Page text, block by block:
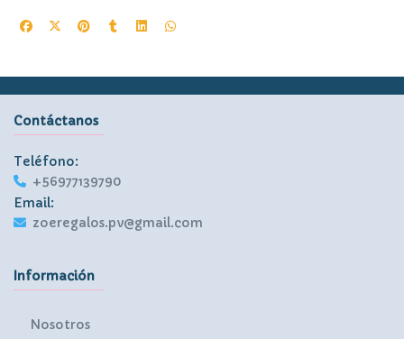
Contáctanos
Teléfono:
+56977139790
Email:
zoeregalos.pv@gmail.com
Información
Nosotros